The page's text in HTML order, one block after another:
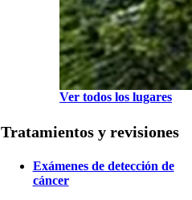
Ver todos los lugares
Tratamientos y revisiones
Exámenes de detección de
cáncer